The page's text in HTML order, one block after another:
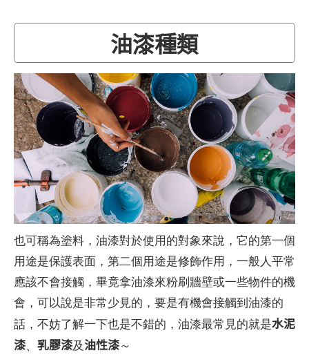
油漆種類
也可稱為塗料，油漆對於使用的對象來說，它的第一個
用途是保護表面，第二個用途是修飾作用，一般人平常
應該不會接觸，畢竟拿油漆來粉刷牆壁或一些物件的機
會，可以說是非常少見的，要是有機會接觸到油漆的
話，不妨了解一下也是不錯的，油漆最常見的就是水泥
漆、 乳膠漆及油性漆～